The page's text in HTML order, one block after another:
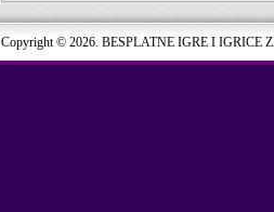
Copyright © 2026. BESPLATNE IGRE I IGRICE